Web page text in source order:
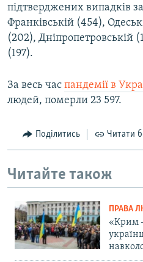
підтверджених випадків
Франківській (454),
(202), Дніпропетровській
(197).
За весь час пандемії в
людей, померли 23 597.
Поділитись Читати
Читайте також
ПРАВА
«Крим